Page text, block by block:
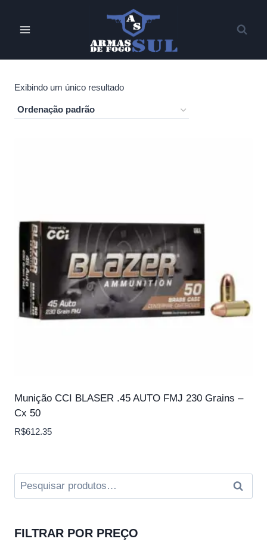
Exibindo um único resultado
Munição CCI BLASER .45 AUTO FMJ 230 Grains –
Cx 50
R$612.35
Pesquisar
por:
FILTRAR POR PREÇO